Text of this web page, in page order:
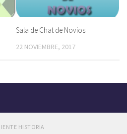
Sala de Chat de Novios
22 NOVIEMBRE, 2017
HISTORIA